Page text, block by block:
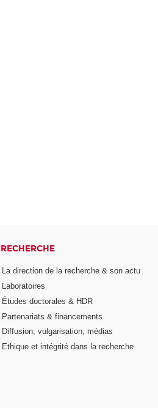
RECHERCHE
La direction de la recherche & son actu
Laboratoires
Études doctorales & HDR
Partenariats & financements
Diffusion, vulgarisation, médias
Ethique et intégrité dans la recherche